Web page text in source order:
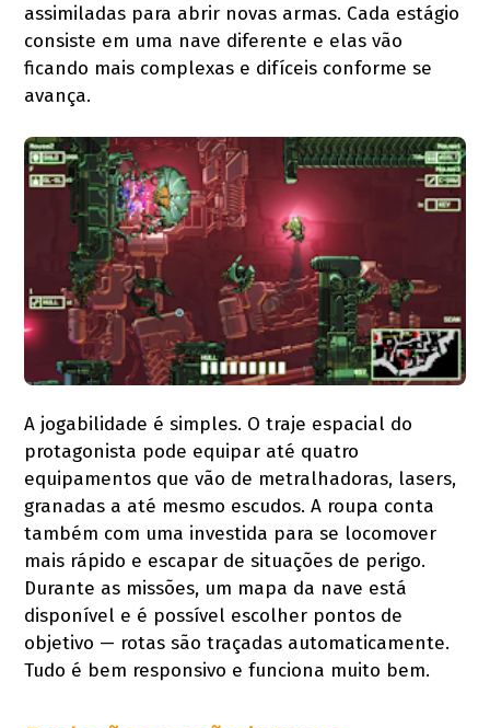
assimiladas para abrir novas armas. Cada estágio
consiste em uma nave diferente e elas vão
ficando mais complexas e difíceis conforme se
avança.
A jogabilidade é simples. O traje espacial do
protagonista pode equipar até quatro
equipamentos que vão de metralhadoras, lasers,
granadas a até mesmo escudos. A roupa conta
também com uma investida para se locomover
mais rápido e escapar de situações de perigo.
Durante as missões, um mapa da nave está
disponível e é possível escolher pontos de
objetivo — rotas são traçadas automaticamente.
Tudo é bem responsivo e funciona muito bem.